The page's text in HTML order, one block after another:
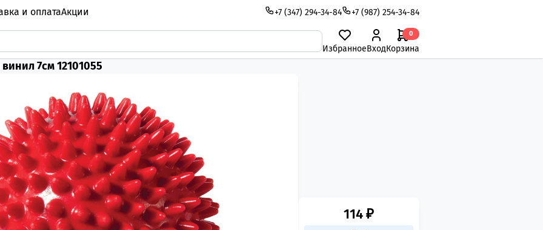
и оплатаАкции +7 (347) 294-34-84 +7 (987) 254-34-84
ИзбранноеВход
0
Корзина
7см 12101055
114 ₽